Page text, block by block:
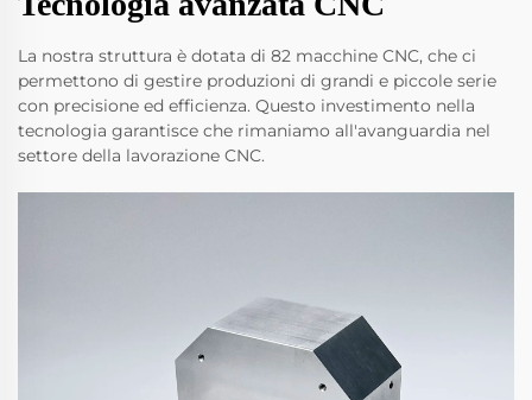
La nostra struttura è dotata di 82 macchine CNC, che ci
permettono di gestire produzioni di grandi e piccole serie
con precisione ed efficienza. Questo investimento nella
tecnologia garantisce che rimaniamo all'avanguardia nel
settore della lavorazione CNC.